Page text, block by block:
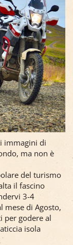
immagini di
ma non è
del turismo
il fascino
3-4
mese di Agosto,
per godere al
isola